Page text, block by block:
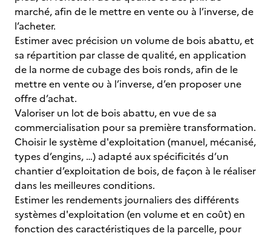
marché, afin de le mettre en vente ou à l’inverse, de
l’acheter.
Estimer avec précision un volume de bois abattu, et
sa répartition par classe de qualité, en application
de la norme de cubage des bois ronds, afin de le
mettre en vente ou à l’inverse, d’en proposer une
offre d’achat.
Valoriser un lot de bois abattu, en vue de sa
commercialisation pour sa première transformation.
Choisir le système d'exploitation (manuel, mécanisé,
types d’engins, …) adapté aux spécificités d’un
chantier d’exploitation de bois, de façon à le réaliser
dans les meilleures conditions.
Estimer les rendements journaliers des différents
systèmes d'exploitation (en volume et en coût) en
fonction des caractéristiques de la parcelle, pour